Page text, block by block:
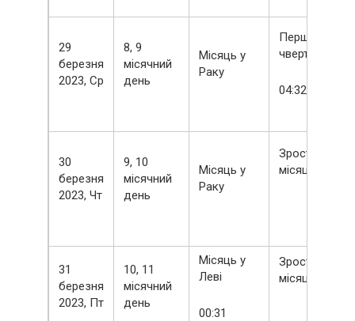
29
березня
2023, Ср
8, 9
місячний
день
Місяць у
Раку
Перша
чверть
04:32
30
березня
2023, Чт
9, 10
місячний
день
Місяць у
Раку
Зростаючий
місяць
31
березня
2023, Пт
10, 11
місячний
день
Місяць у
Леві
00:31
Зростаючий
місяць